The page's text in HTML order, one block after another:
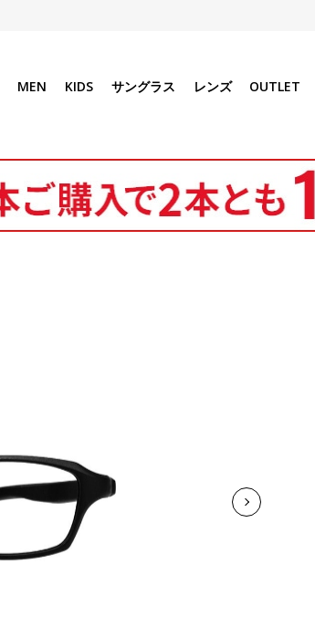
MEN KIDS サングラス レンズ OUTLET